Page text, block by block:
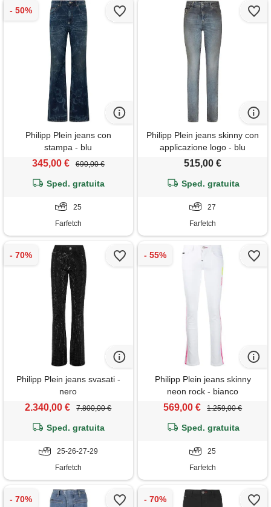
Philipp Plein jeans con
stampa - blu
345,00 € 690,00 €
Sped. gratuita
25
Farfetch
Philipp Plein jeans skinny con
applicazione logo - blu
515,00 €
Sped. gratuita
27
Farfetch
Philipp Plein jeans svasati -
nero
2.340,00 € 7.800,00 €
Sped. gratuita
25-26-27-29
Farfetch
Philipp Plein jeans skinny
neon rock - bianco
569,00 € 1.259,00 €
Sped. gratuita
25
Farfetch